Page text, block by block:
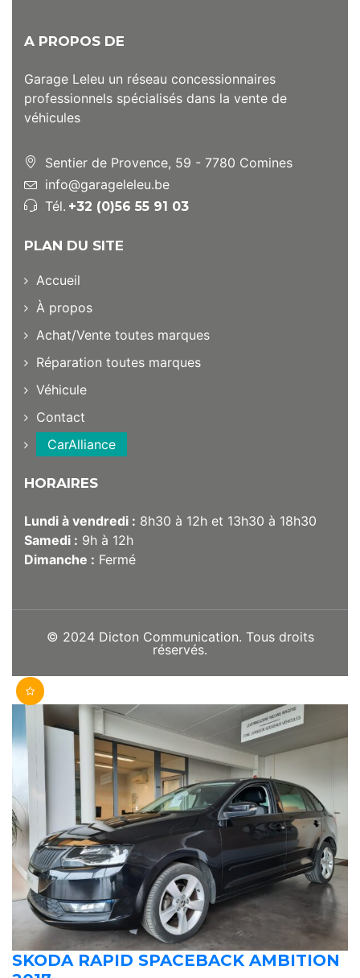
A PROPOS DE
Garage Leleu un réseau concessionnaires
professionnels spécialisés dans la vente de
véhicules
Sentier de Provence, 59 - 7780 Comines
info@garageleleu.be
Tél. +32 (0)56 55 91 03
PLAN DU SITE
Accueil
À propos
Achat/Vente toutes marques
Réparation toutes marques
Véhicule
Contact
CarAlliance
HORAIRES
Lundi à vendredi : 8h30 à 12h et 13h30 à 18h30
Samedi : 9h à 12h
Dimanche : Fermé
© 2024 Dicton Communication. Tous droits
réservés.
SKODA RAPID SPACEBACK AMBITION